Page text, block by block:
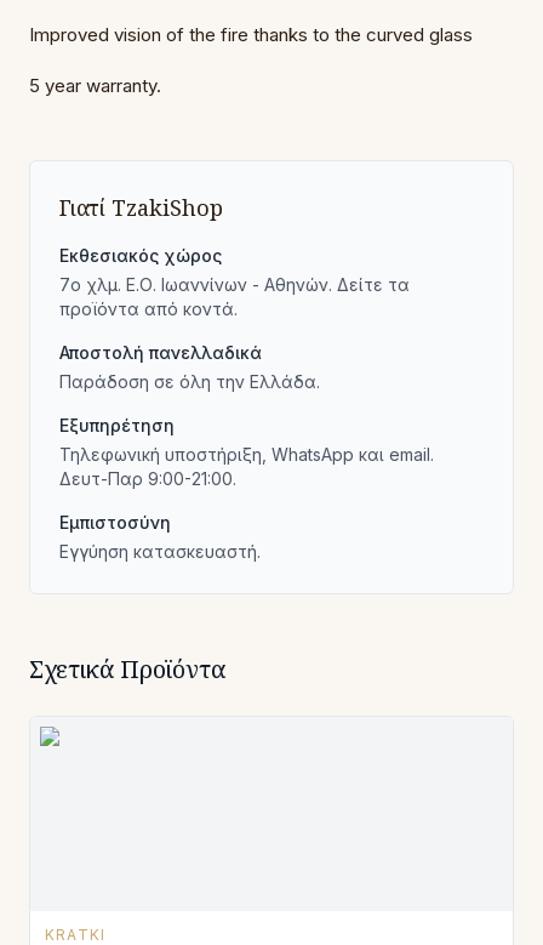
Improved vision of the fire thanks to the curved glass
5 year warranty.
Γιατί TzakiShop
Εκθεσιακός χώρος
7ο χλμ. Ε.Ο. Ιωαννίνων - Αθηνών. Δείτε τα
προϊόντα από κοντά.
Αποστολή πανελλαδικά
Παράδοση σε όλη την Ελλάδα.
Εξυπηρέτηση
Τηλεφωνική υποστήριξη, WhatsApp και email.
Δευτ-Παρ 9:00-21:00.
Εμπιστοσύνη
Εγγύηση κατασκευαστή.
Σχετικά Προϊόντα
KRATKI